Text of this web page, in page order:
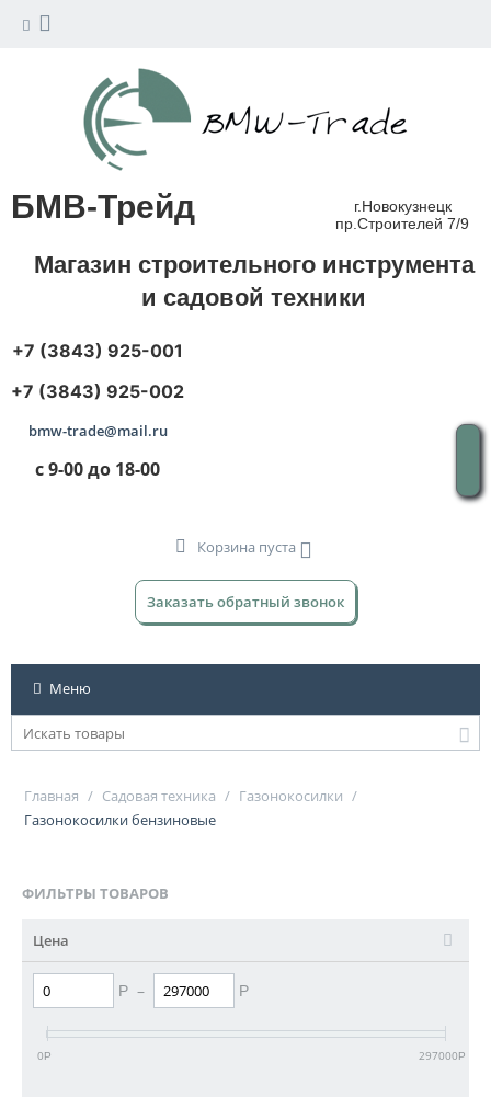
БМВ-Трейд
г.Новокузнецк
пр.Строителей 7/9
Магазин строительного инструмента
и садовой техники
+7 (3843) 925-001
+7 (3843) 925-002
bmw-trade@mail.ru
с 9-00 до 18-00
Корзина пуста
Заказать обратный звонок
Меню
Главная / Садовая техника / Газонокосилки /
Газонокосилки бензиновые
ФИЛЬТРЫ ТОВАРОВ
Цена
Р – Р
0Р 297000Р